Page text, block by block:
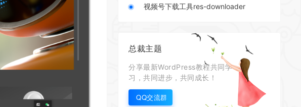
视频号下载工具res-downloader
总裁主题
分享最新WordPress教程共同学
习，共同进步，共同成长！
QQ交流群